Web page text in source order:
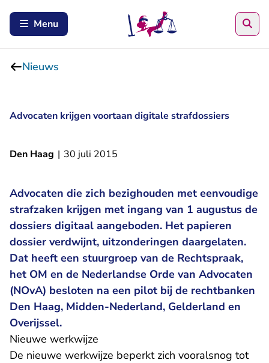
Menu
Nieuws
Advocaten krijgen voortaan digitale strafdossiers
Den Haag | 30 juli 2015
Advocaten die zich bezighouden met eenvoudige
strafzaken krijgen met ingang van 1 augustus de
dossiers digitaal aangeboden. Het papieren
dossier verdwijnt, uitzonderingen daargelaten.
Dat heeft een stuurgroep van de Rechtspraak,
het OM en de Nederlandse Orde van Advocaten
(NOvA) besloten na een pilot bij de rechtbanken
Den Haag, Midden-Nederland, Gelderland en
Overijssel.
Nieuwe werkwijze
De nieuwe werkwijze beperkt zich vooralsnog tot